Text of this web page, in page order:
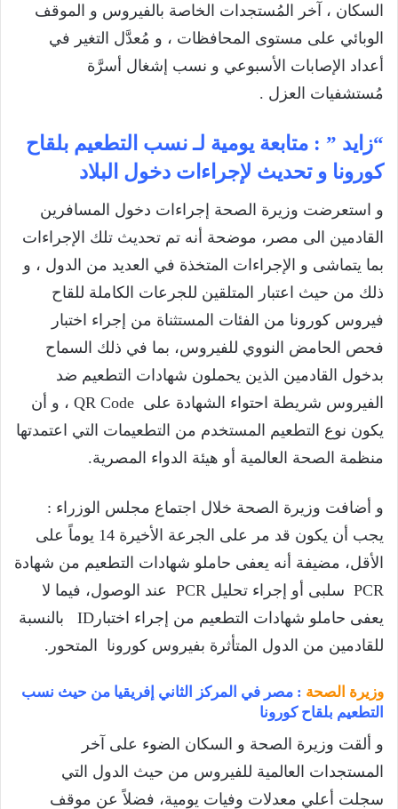
السكان ، آخر المُستجدات الخاصة بالفيروس و الموقف
الوبائي على مستوى المحافظات ، و مُعدَّل التغير في
أعداد الإصابات الأسبوعي و نسب إشغال أسرَّة
مُستشفيات العزل .
“زايد ” : متابعة يومية لـ نسب التطعيم بلقاح
كورونا و تحديث لإجراءات دخول البلاد
و استعرضت وزيرة الصحة إجراءات دخول المسافرين
القادمين الى مصر، موضحة أنه تم تحديث تلك الإجراءات
بما يتماشى و الإجراءات المتخذة في العديد من الدول ، و
ذلك من حيث اعتبار المتلقين للجرعات الكاملة للقاح
فيروس كورونا من الفئات المستثناة من إجراء اختبار
فحص الحامض النووي للفيروس، بما في ذلك السماح
بدخول القادمين الذين يحملون شهادات التطعيم ضد
الفيروس شريطة احتواء الشهادة على QR Code ، و أن
يكون نوع التطعيم المستخدم من التطعيمات التي اعتمدتها
منظمة الصحة العالمية أو هيئة الدواء المصرية.
و أضافت وزيرة الصحة خلال اجتماع مجلس الوزراء :
يجب أن يكون قد مر على الجرعة الأخيرة 14 يوماً على
الأقل، مضيفة أنه يعفى حاملو شهادات التطعيم من شهادة
PCR سلبى أو إجراء تحليل PCR عند الوصول، فيما لا
يعفى حاملو شهادات التطعيم من إجراء اختبارID بالنسبة
للقادمين من الدول المتأثرة بفيروس كورونا المتحور.
وزيرة الصحة : مصر في المركز الثاني إفريقيا من حيث نسب
التطعيم بلقاح كورونا
و ألقت وزيرة الصحة و السكان الضوء على آخر
المستجدات العالمية للفيروس من حيث الدول التي
سجلت أعلي معدلات وفيات يومية، فضلاً عن موقف